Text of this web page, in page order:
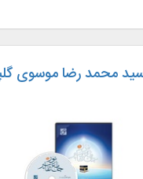
محمد رضا موسوی